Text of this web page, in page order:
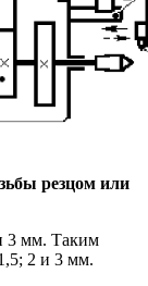
резцом или
3 мм. Таким
2 и 3 мм.